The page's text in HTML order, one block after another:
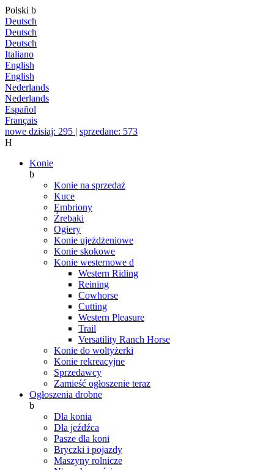
Polski b
Deutsch
Deutsch
Deutsch
Italiano
English
English
Nederlands
Nederlands
Español
Français
nowe dzisiaj: 295 | sprzedane: 573
H
Konie
b
Konie na sprzedaż
Kuce
Embriony
Źrebaki
Ogiery
Konie ujeżdżeniowe
Konie skokowe
Konie westernowe d
Western Riding
Reining
Cowhorse
Cutting
Western Pleasure
Trail
Versatility Ranch Horse
Konie do woltyżerki
Konie rekreacyjne
Sprzedawcy
Zamieść ogłoszenie teraz
Ogłoszenia drobne
b
Dla konia
Dla jeźdźca
Pasze dla koni
Bryczki i pojazdy
Maszyny rolnicze